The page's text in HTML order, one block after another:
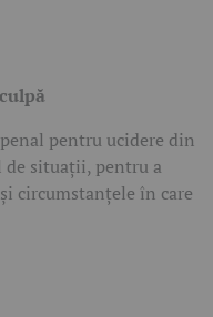
pentru ucidere din
de situații, pentru a
circumstanțele în care